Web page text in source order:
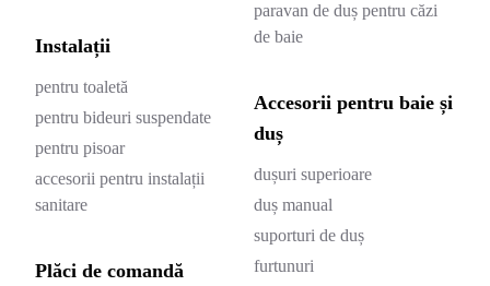
Instalații
pentru toaletă
pentru bideuri suspendate
pentru pisoar
accesorii pentru instalații
sanitare
Plăci de comandă
paravan de duș pentru căzi
de baie
Accesorii pentru baie și
duș
dușuri superioare
duș manual
suporturi de duș
furtunuri